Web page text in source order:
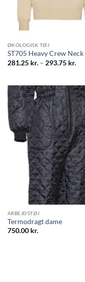
ØKOLOGISK TØJ
ST705 Heavy Crew Neck
281.25 kr. – 293.75 kr.
ARBEJDSTØJ
Termodragt dame
750.00 kr.